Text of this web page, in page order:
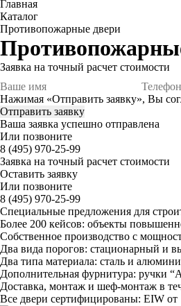
Главная
Каталог
Противопожарные двери
Заявка на точный расчет стоимости
Нажимая «Отправить заявку», Вы
Ваша заявка успешно отправлена
Или позвоните
8 (495) 970-25-99
Заявка на точный расчет стоимости
Оставить заявку
Или позвоните
8 (495) 970-25-99
Специальные предложения для
Более 200 кейсов: объекты
Собственное производство с
Два вида порогов: стационарный и
Два типа материала: сталь и
Дополнительная фурнитура: ручки
Доставка, монтаж и шеф-монтаж в
Все двери сертифицированы: EIW от